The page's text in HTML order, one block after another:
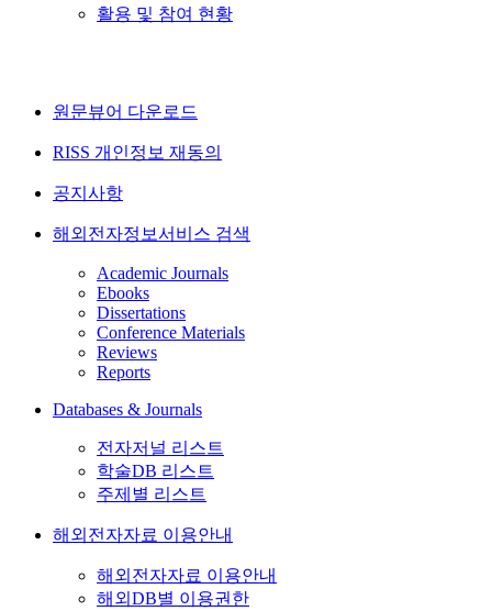
활용 및 참여 현황
원문뷰어 다운로드
RISS 개인정보 재동의
공지사항
해외전자정보서비스 검색
Academic Journals
Ebooks
Dissertations
Conference Materials
Reviews
Reports
Databases & Journals
전자저널 리스트
학술DB 리스트
주제별 리스트
해외전자자료 이용안내
해외전자자료 이용안내
해외DB별 이용권한